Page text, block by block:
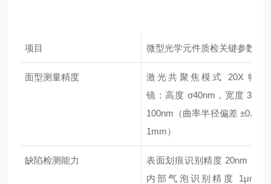
项目 微型光学元件质检关键参数
面型测量精度
激光共聚焦模式 20X 物
镜：高度 σ40nm，宽度 3σ
100nm（曲率半径偏差 ±0.0
1mm）
缺陷检测能力
表面划痕识别精度 20nm，
内部气泡识别精度 1μm